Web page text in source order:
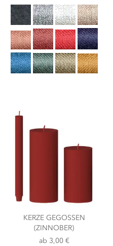
KERZE GEGOSSEN
(ZINNOBER)
ab 3,00 €